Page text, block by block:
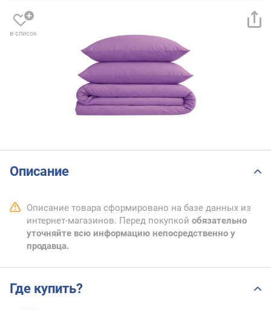
в список
Описание
Описание товара сформировано на базе данных из
интернет-магазинов. Перед покупкой обязательно
уточняйте всю информацию непосредственно у
продавца.
Где купить?